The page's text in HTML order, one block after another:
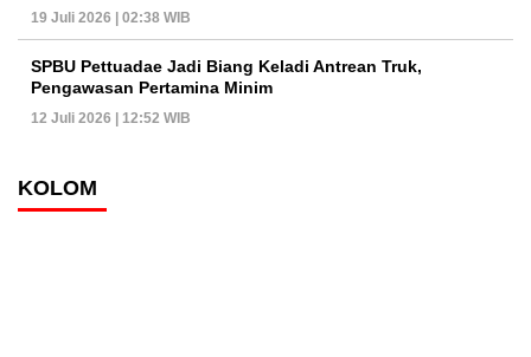
19 Juli 2026 | 02:38 WIB
SPBU Pettuadae Jadi Biang Keladi Antrean Truk,
Pengawasan Pertamina Minim
12 Juli 2026 | 12:52 WIB
KOLOM